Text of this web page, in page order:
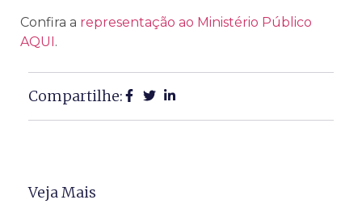
Confira a representação ao Ministério Público
AQUI .
Compartilhe:
Veja Mais